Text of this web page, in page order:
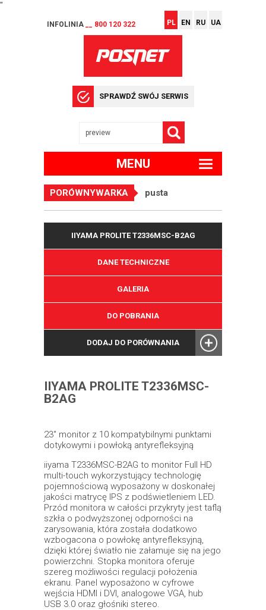
"
INFOLINIA __ 800 120 322 PL EN RU UA
SPRAWDŹ SWÓJ SERWIS
MENU
PORÓWNYWARKA pusta
IIYAMA PROLITE T2336MSC-B2AG
DANE TECHNICZNE
GALERIA
DO POBRANIA
DODAJ DO PORÓWNANIA
IIYAMA PROLITE T2336MSC-
B2AG
23" monitor z 10 kompatybilnymi punktami
dotykowymi i powłoką antyrefleksyjną
iiyama T2336MSC-B2AG to monitor Full HD
multi-touch wykorzystujący technologię
pojemnościową wyposażony w doskonałej
jakości matrycę IPS z podświetleniem LED.
Przód monitora w całości przykryty jest taflą
szkła o podwyższonej odporności na
zarysowania, która została dodatkowo
wzbogacona o powłokę antyrefleksyjną,
dzięki której światło nie załamuje się na jego
powierzchni. Stopka monitora oferuje
szereg możliwości regulacji położenia
ekranu. Panel wyposażono w cyfrowe
wejścia HDMI i DVI, analogowe VGA, hub
USB 3.0 oraz głośniki stereo.